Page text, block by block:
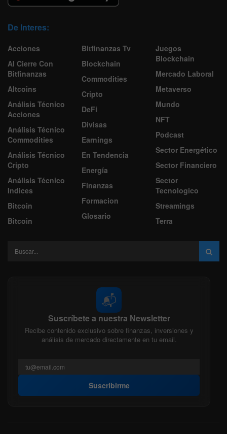
De Interes:
Acciones
Al Cierre Con
Bitfinanzas
Altcoins
Análisis Técnico
Acciones
Análisis Técnico
Commodities
Análisis Técnico
Cripto
Análisis Técnico
Indices
Bitcoin
Bitcoin
Bitfinanzas Tv
Blockchain
Commodities
Cripto
DeFi
Divisas
Earnings
En Tendencia
Energía
Finanzas
Formacion
Glosario
Juegos
Blockchain
Mercado Laboral
Metaverso
Mundo
NFT
Podcast
Sector Energético
Sector Financiero
Sector
Tecnologico
Streamings
Terra
📬
Suscríbete a nuestra Newsletter
Recibe contenido exclusivo sobre finanzas, inversiones y
análisis de mercado directamente en tu email.
Suscribirme